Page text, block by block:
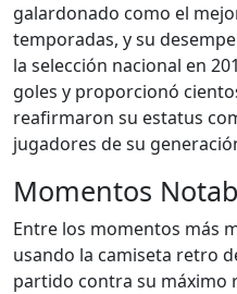
galardonado como el
temporadas, y su
la selección nacional en
goles y proporcionó
reafirmaron su estatus
jugadores de su
Momentos
Entre los momentos más
usando la camiseta retro
partido contra su máximo